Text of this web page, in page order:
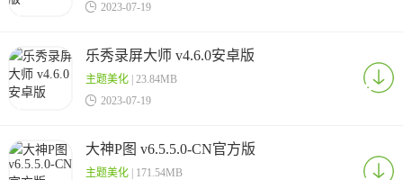
 2023-07-19
乐秀录屏大师 v4.6.0安卓版
主题美化| 23.84MB
 2023-07-19
大神P图 v6.5.5.0-CN官方版
主题美化| 171.54MB